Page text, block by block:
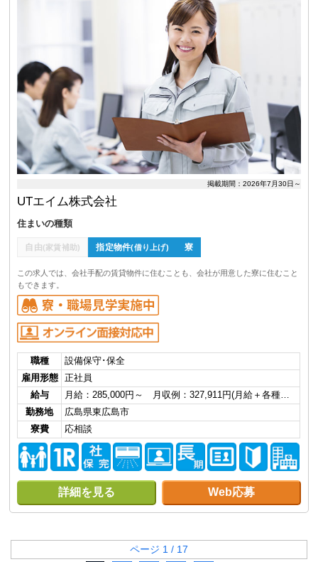
掲載期間：2026年7月30日～
UTエイム株式会社
住まいの種類
自由(家賃補助) 指定物件(借り上げ) 寮
この求人では、会社手配の賃貸物件に住むことも、会社が用意した寮に住むこと
もできます。
職種
設備保守･保全
雇用形態
正社員
給与
月給：285,000円～ 月収例：327,911円(月給＋各種…
勤務地
広島県東広島市
寮費
応相談
詳細を見る Web応募
ページ 1 / 17